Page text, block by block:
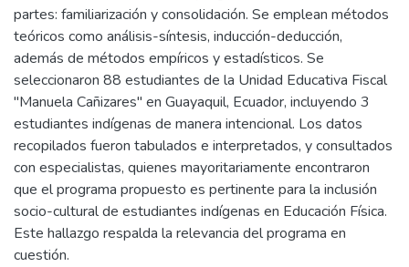
partes: familiarización y consolidación. Se emplean métodos
teóricos como análisis-síntesis, inducción-deducción,
además de métodos empíricos y estadísticos. Se
seleccionaron 88 estudiantes de la Unidad Educativa Fiscal
"Manuela Cañizares" en Guayaquil, Ecuador, incluyendo 3
estudiantes indígenas de manera intencional. Los datos
recopilados fueron tabulados e interpretados, y consultados
con especialistas, quienes mayoritariamente encontraron
que el programa propuesto es pertinente para la inclusión
socio-cultural de estudiantes indígenas en Educación Física.
Este hallazgo respalda la relevancia del programa en
cuestión.